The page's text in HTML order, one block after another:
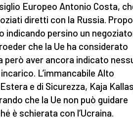
Europeo Antonio Costa,
diretti con la Russia.
indicando persino un
che la Ue ha considerato
però aver ancora indicato
L’immancabile Alto
e di Sicurezza, Kaja
che la Ue non può guidare
è schierata con l’Ucraina.